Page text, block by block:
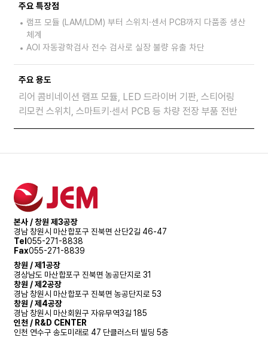
주요 특장점
램프 모듈 (LAM/LDM) 부터 스위치·센서 PCB까지 다품종 생산
체계
AOI 자동광학검사 전수 검사로 실장 불량 유출 차단
주요 용도
리어 콤비네이션 램프 모듈, LED 드라이버 기판, 스티어링
리모컨 스위치, 스마트키·센서 PCB 등 차량 전장 부품 전반
본사 / 창원 제3공장
경남 창원시 마산합포구 진북면 산단2길 46-47
Tel055-271-8838
Fax055-271-8839
창원 / 제1공장
경상남도 마산합포구 진북면 농공단지로 31
창원 / 제2공장
경남 창원시 마산합포구 진북면 농공단지로 53
창원 / 제4공장
경남 창원시 마산회원구 자유무역3길 185
인천 / R&D CENTER
인천 연수구 송도미래로 47 단클러스터 빌딩 5층